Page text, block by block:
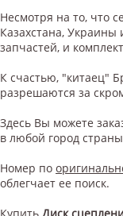
Несмотря на то, что
Казахстана, Украины
запчастей, и
К счастью, "китаец"
разрешаются за
Здесь Вы можете
в любой город
Номер по
облегчает ее поиск.